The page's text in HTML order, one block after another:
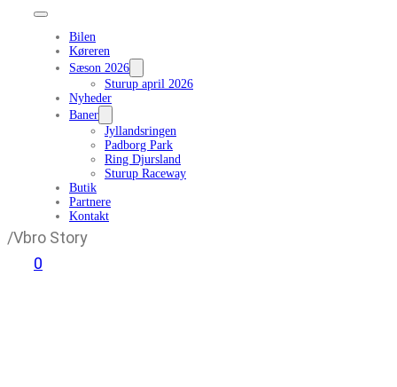
Bilen
Køreren
Sæson 2026
Sturup april 2026
Nyheder
Baner
Jyllandsringen
Padborg Park
Ring Djursland
Sturup Raceway
Butik
Partnere
Kontakt
0
/Vbro Story